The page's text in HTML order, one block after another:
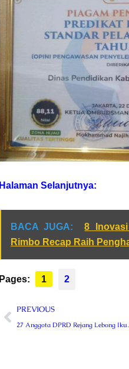
Halaman Selanjutnya:
BACA JUGA:
8
Rimbo Recap Raih
Pages: 1 2
Prev
PREVIOUS
27 Anggota